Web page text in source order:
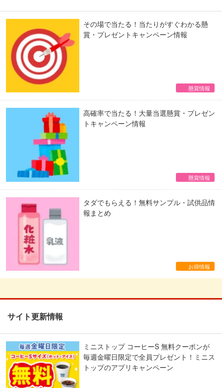
その場で当たる！当たりがすぐわかる懸
賞・プレゼントキャンペーン情報
懸賞情報
高確率で当たる！大量当選懸賞・プレゼン
トキャンペーン情報
懸賞情報
タダでもらえる！無料サンプル・試供品情
報まとめ
お得情報
サイト更新情報
ミニストップ コーヒーS 無料クーポンが
毎週金曜日限定で全員プレゼント！ミニス
トップのアプリキャンペーン